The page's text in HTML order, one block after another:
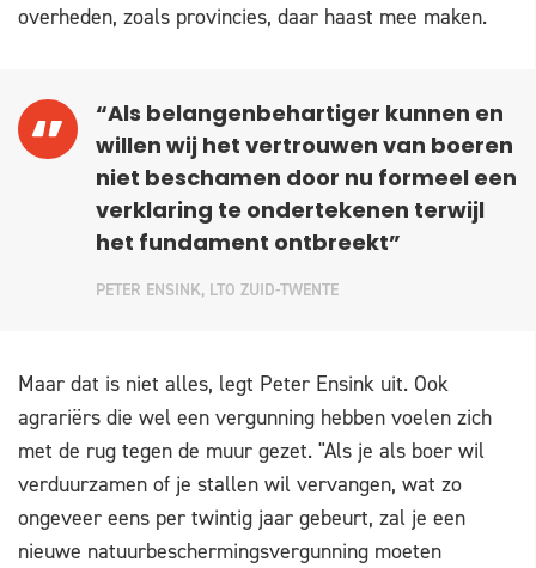
overheden, zoals provincies, daar haast mee maken.
“Als belangenbehartiger kunnen en
willen wij het vertrouwen van boeren
niet beschamen door nu formeel een
verklaring te ondertekenen terwijl
het fundament ontbreekt”
PETER ENSINK, LTO ZUID-TWENTE
Maar dat is niet alles, legt Peter Ensink uit. Ook
agrariërs die wel een vergunning hebben voelen zich
met de rug tegen de muur gezet. "Als je als boer wil
verduurzamen of je stallen wil vervangen, wat zo
ongeveer eens per twintig jaar gebeurt, zal je een
nieuwe natuurbeschermingsvergunning moeten